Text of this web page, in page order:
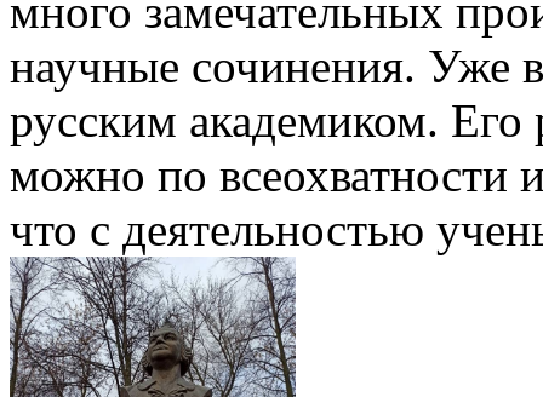
много замечательных
научные сочинения. Уже
русским академиком. Его
можно по всеохватности
что с деятельностью